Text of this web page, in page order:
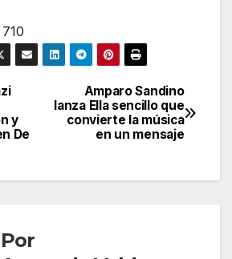
710
Amparo Sandino
lanza Ella sencillo que
convierte la música
en un mensaje
y
De
Por